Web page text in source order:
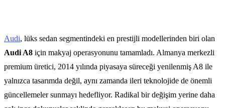
Audi, lüks sedan segmentindeki en prestijli modellerinden biri olan
Audi A8 için makyaj operasyonunu tamamladı. Almanya merkezli
premium üretici, 2014 yılında piyasaya süreceği yenilenmiş A8 ile
yalnızca tasarımda değil, aynı zamanda ileri teknolojide de önemli
güncellemeler sunmayı hedefliyor. Radikal bir değişim yerine daha